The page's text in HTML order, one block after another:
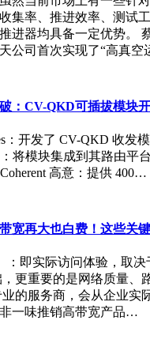
集率、推进效率、测试
进器均具备一定优势。
公司首次实现了“高真
：CV-QKD可插拔模块
：开发了 CV-QKD 收发
将模块集成到其路由平
高意：提供 400…
宽再大也白费！这些关
：即实际访问体验，取
更重要的是网络质量、
的服务商，会从企业实
一味推销高带宽产品…